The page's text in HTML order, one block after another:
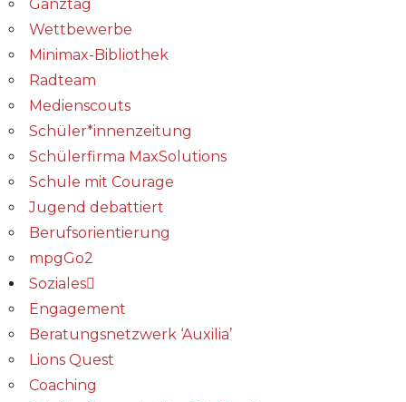
Ganztag
Wettbewerbe
Minimax-Bibliothek​
Radteam
Medienscouts
Schüler*innenzeitung
Schülerfirma MaxSolutions
Schule mit Courage
Jugend debattiert
Berufsorientierung
mpgGo2
Soziales
Engagement
Beratungsnetzwerk ‘Auxilia’
Lions Quest
Coaching